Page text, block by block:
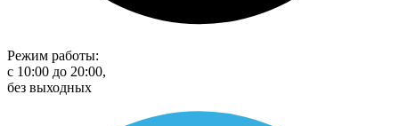
Режим работы:
с 10:00 до 20:00,
без выходных